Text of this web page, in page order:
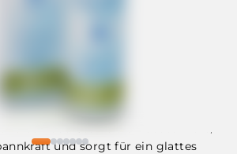
mit Tiefenwirkung
mit natürlicher Hyaluronsäure
Haut. Stärkt die Hautbarriere,
und sorgt für ein glattes